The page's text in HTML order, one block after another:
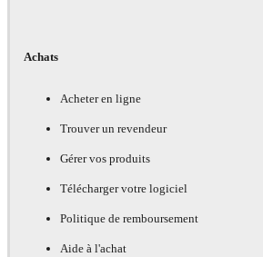
Achats
Acheter en ligne
Trouver un revendeur
Gérer vos produits
Télécharger votre logiciel
Politique de remboursement
Aide à l'achat